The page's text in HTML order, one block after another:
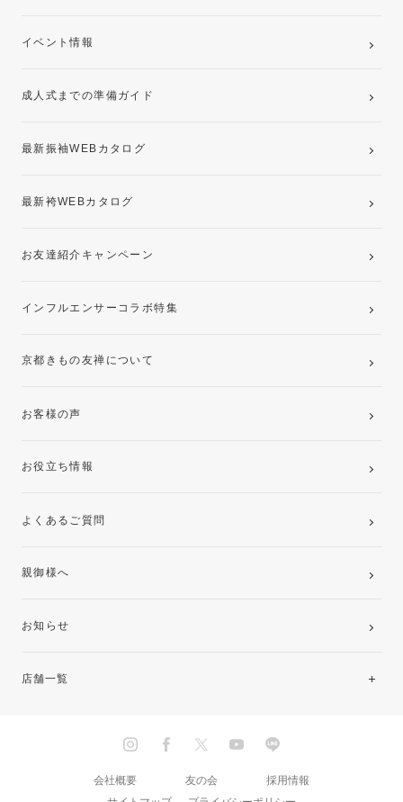
卒業袴レンタルプラン
イベント情報
成人式までの準備ガイド
最新振袖WEBカタログ
最新袴WEBカタログ
お友達紹介キャンペーン
インフルエンサーコラボ特集
京都きもの友禅について
お客様の声
お役立ち情報
よくあるご質問
親御様へ
お知らせ
店舗一覧
会社概要
友の会
採用情報